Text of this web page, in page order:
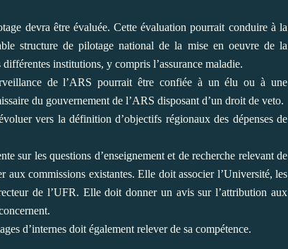
devra être évaluée. Cette évaluation pourrait conduire à la
structure de pilotage national de la mise en oeuvre de la
institutions, y compris l’assurance maladie.
de l’ARS pourrait être confiée à un élu ou à une
du gouvernement de l’ARS disposant d’un droit de veto.
vers la définition d’objectifs régionaux des dépenses de
sur les questions d’enseignement et de recherche relevant de
aux commissions existantes. Elle doit associer l’Université, les
de l’UFR. Elle doit donner un avis sur l’attribution aux
d’internes doit également relever de sa compétence.